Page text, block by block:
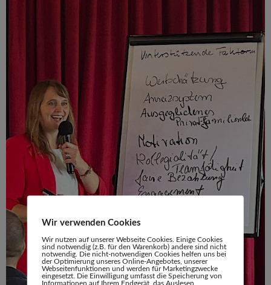
Wir verwenden Cookies
Wir nutzen auf unserer Webseite Cookies. Einige Cookies
sind notwendig (z.B. für den Warenkorb) andere sind nicht
notwendig. Die nicht-notwendigen Cookies helfen uns bei
der Optimierung unseres Online-Angebotes, unserer
Webseitenfunktionen und werden für Marketingzwecke
eingesetzt. Die Einwilligung umfasst die Speicherung von
Informationen auf Ihrem Endgerät, das Auslesen